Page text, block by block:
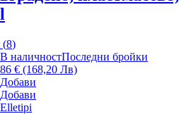
l
(8)
В наличностПоследни бройки
86 € (168,20 Лв)
Добави
Добави
Elletipi